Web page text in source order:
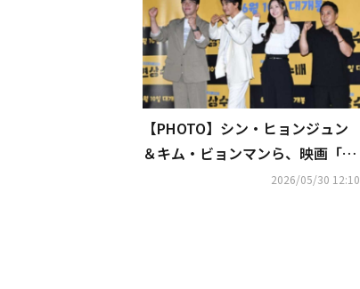
【PHOTO】シン・ヒョンジュン
＆キム・ビョンマンら、映画「懸
賞手配」メディア配給試写会に出
2026/05/30 12:10